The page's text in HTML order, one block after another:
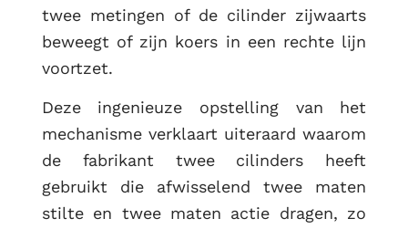
twee metingen of de cilinder zijwaarts
beweegt of zijn koers in een rechte lijn
voortzet.
Deze ingenieuze opstelling van het
mechanisme verklaart uiteraard waarom
de fabrikant twee cilinders heeft
gebruikt die afwisselend twee maten
stilte en twee maten actie dragen, zo